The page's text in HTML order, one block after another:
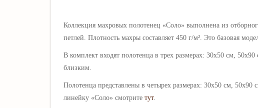
Коллекция махровых полотенец «Соло» выполнена из
петлей. Плотность махры составляет 450 г/м². Это базовая
В комплект входят полотенца в трех размерах: 30х50 см,
близким.
Полотенца представлены в четырех размерах: 30х50 см,
линейку «Соло» смотрите тут.